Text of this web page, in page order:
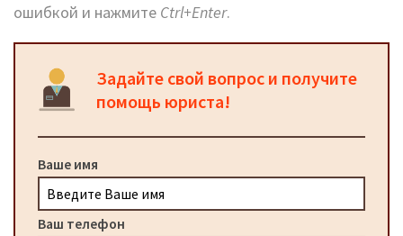
ошибкой и нажмите Ctrl+Enter.
Задайте свой вопрос и получите
помощь юриста!
Ваше имя
Ваш телефон